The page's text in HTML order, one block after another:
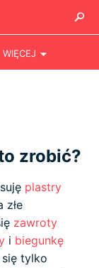
WIĘCEJ
zrobić?
plastry
złe
zawroty
i biegunkę
się tylko